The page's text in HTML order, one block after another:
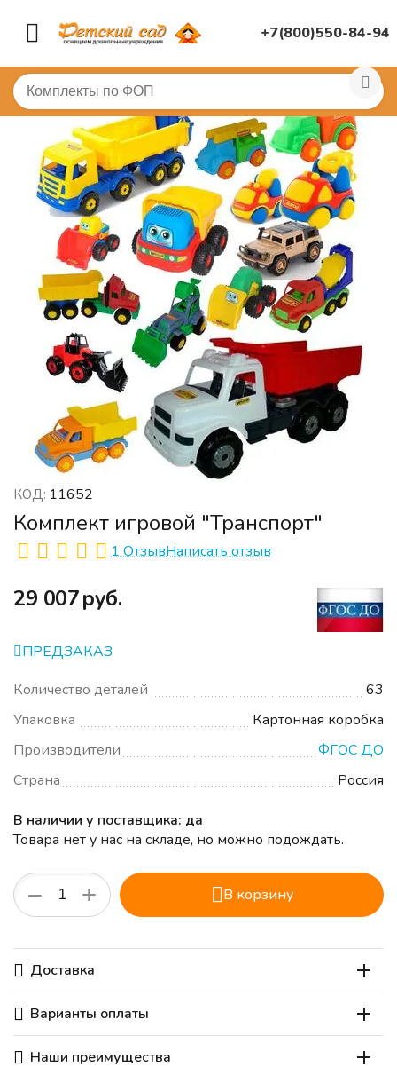
+7(800)550-84-94
Главная / (!) ГОТОВЫЕ ПОДБОРЫ ТОВАРОВ ПО
КОД: 11652
Комплект игровой "Транспорт"
1 ОтзывНаписать отзыв
‍29 007‍руб.
ПРЕДЗАКАЗ
Количество деталей
63
Упаковка
Картонная коробка
Производители
ФГОС ДО
Страна
Россия
В наличии у поставщика: да
Товара нет у нас на складе, но можно подождать.
+
− В корзину
Доставка
Варианты оплаты
Наши преимущества